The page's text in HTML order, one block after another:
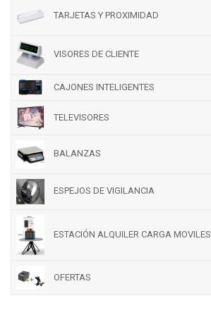
TARJETAS Y PROXIMIDAD
VISORES DE CLIENTE
CAJONES INTELIGENTES
TELEVISORES
BALANZAS
ESPEJOS DE VIGILANCIA
ESTACIÓN ALQUILER CARGA MOVILES
OFERTAS